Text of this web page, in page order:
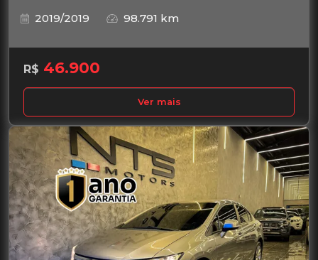
2019/2019
98.791 km
R$ 46.900
Ver mais